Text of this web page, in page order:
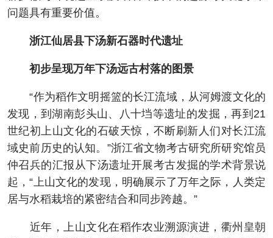
问题具有重要价值。
浙江仙居县下汤新石器时代遗址
初步呈现万年下汤远古村落的图景
“作为稻作文明摇篮的长江流域，从河姆渡文化的
发现，到湖南彭头山、八十垱等遗址的发掘，再到21
世纪初上山文化的石破天惊，不断刷新人们对长江流
域史前历史的认知。”浙江省文物考古研究所研究馆员
仲召兵的汇报从下汤遗址开展考古发掘的学术背景说
起，“上山文化的发现，明确展示了万年之际，人类定
居与水稻栽培的紧密结合和同步跨越。”
近年，上山文化在稻作农业溯源演进，衢州皇朝